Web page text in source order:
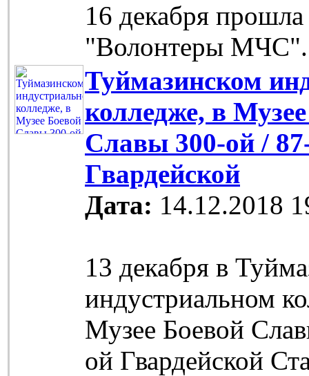
16 декабря
"Волонтеры МЧС".
Туймазинском
колледже, в
Славы 300-ой /
Гвардейской
Дата: 14.12.2018
13 декабря в
индустриальном
Музее Боевой
ой Гвардейской